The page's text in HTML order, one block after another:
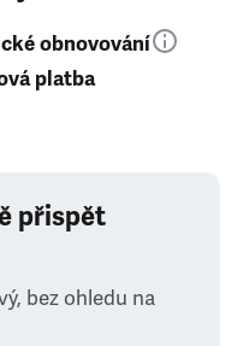
obnovování
platba
přispět
bez ohledu na